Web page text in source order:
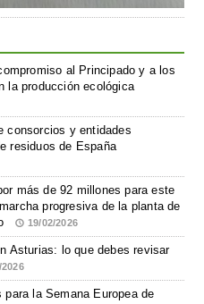
al Principado y a los
la producción ecológica
consorcios y entidades
residuos de España
más de 92 millones para este
progresiva de la planta de
19/02/2026
Asturias: lo que debes revisar
2026
la Semana Europea de